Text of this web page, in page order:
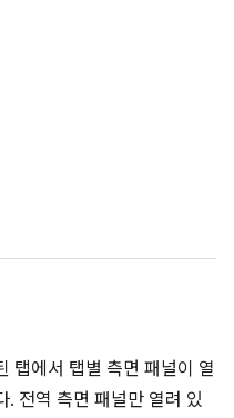
탭에서 탭별 측면 패널이 열
. 전역 측면 패널만 열려 있